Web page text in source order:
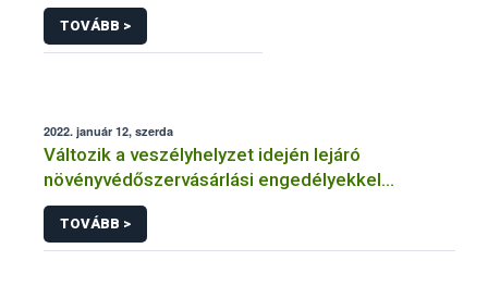
TOVÁBB >
2022. január 12, szerda
Változik a veszélyhelyzet idején lejáró
növényvédőszervásárlási engedélyekkel
kapcsolatos szabályozás
TOVÁBB >